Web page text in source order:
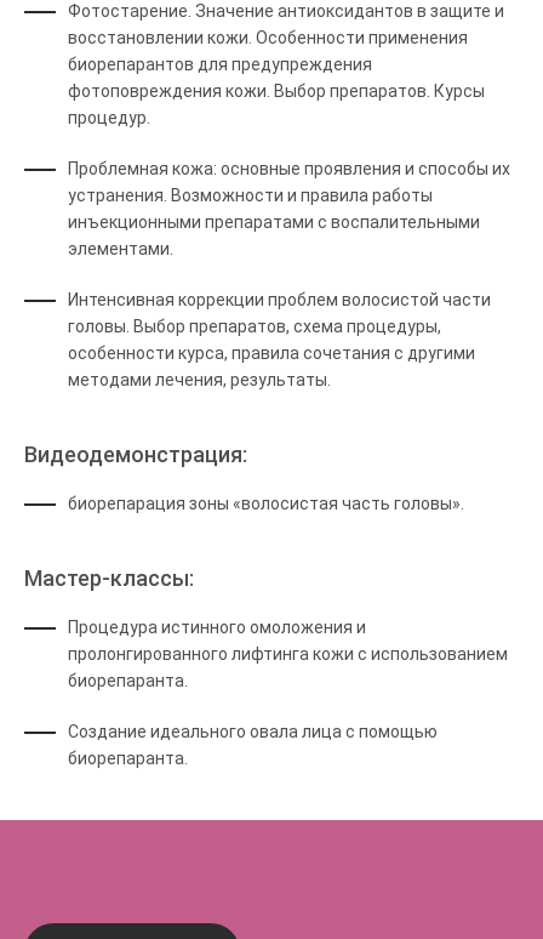
Фотостарение. Значение антиоксидантов в защите и
восстановлении кожи. Особенности применения
биорепарантов для предупреждения
фотоповреждения кожи. Выбор препаратов. Курсы
процедур.
Проблемная кожа: основные проявления и способы их
устранения. Возможности и правила работы
инъекционными препаратами с воспалительными
элементами.
Интенсивная коррекции проблем волосистой части
головы. Выбор препаратов, схема процедуры,
особенности курса, правила сочетания с другими
методами лечения, результаты.
Видеодемонстрация:
биорепарация зоны «волосистая часть головы».
Мастер-классы:
Процедура истинного омоложения и
пролонгированного лифтинга кожи с использованием
биорепаранта.
Создание идеального овала лица с помощью
биорепаранта.